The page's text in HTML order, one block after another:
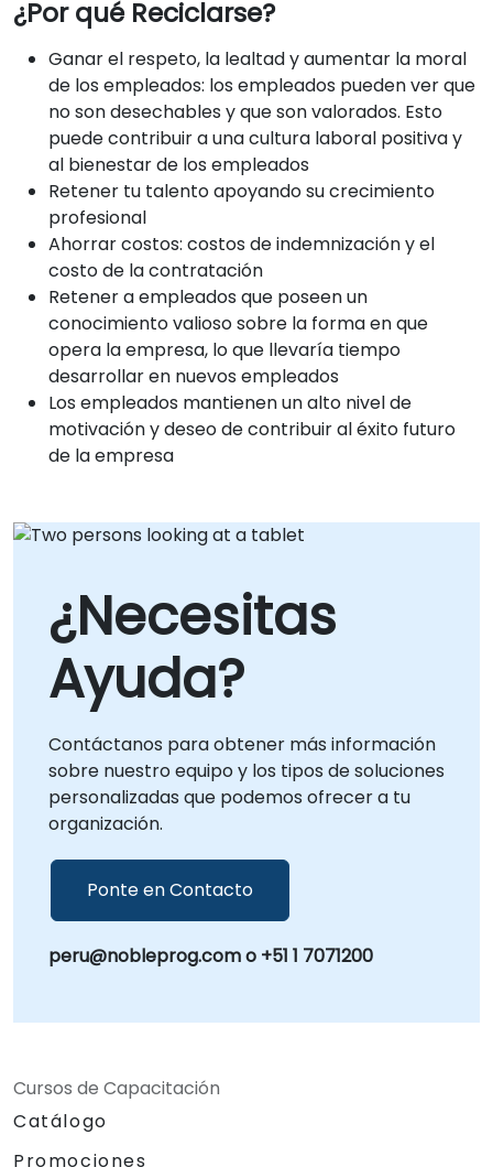
¿Por qué Reciclarse?
Ganar el respeto, la lealtad y aumentar la moral
de los empleados: los empleados pueden ver que
no son desechables y que son valorados. Esto
puede contribuir a una cultura laboral positiva y
al bienestar de los empleados
Retener tu talento apoyando su crecimiento
profesional
Ahorrar costos: costos de indemnización y el
costo de la contratación
Retener a empleados que poseen un
conocimiento valioso sobre la forma en que
opera la empresa, lo que llevaría tiempo
desarrollar en nuevos empleados
Los empleados mantienen un alto nivel de
motivación y deseo de contribuir al éxito futuro
de la empresa
¿Necesitas
Ayuda?
Contáctanos para obtener más información
sobre nuestro equipo y los tipos de soluciones
personalizadas que podemos ofrecer a tu
organización.
Ponte en Contacto
peru@nobleprog.com o +51 1 7071200
Cursos de Capacitación
Catálogo
Promociones